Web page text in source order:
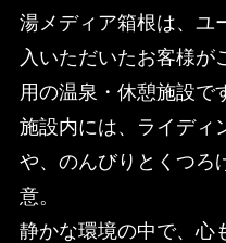
湯メディア箱根は、ユ
入いただいたお客様が
用の温泉・休憩施設で
施設内には、ライディ
や、のんびりとくつろ
意。
静かな環境の中で、心